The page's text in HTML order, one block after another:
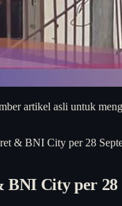
artikel asli untuk
& BNI City per 28
City per 28